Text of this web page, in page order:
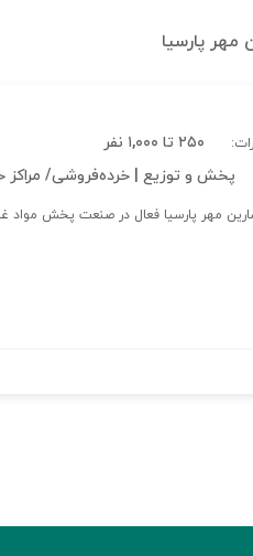
مهر پارسیا
۲۵۰ تا ۱,۰۰۰ نفر
پخش و توزیع | خرده‌فروشی/ مراکز
مهر پارسیا فعال در صنعت پخش مواد